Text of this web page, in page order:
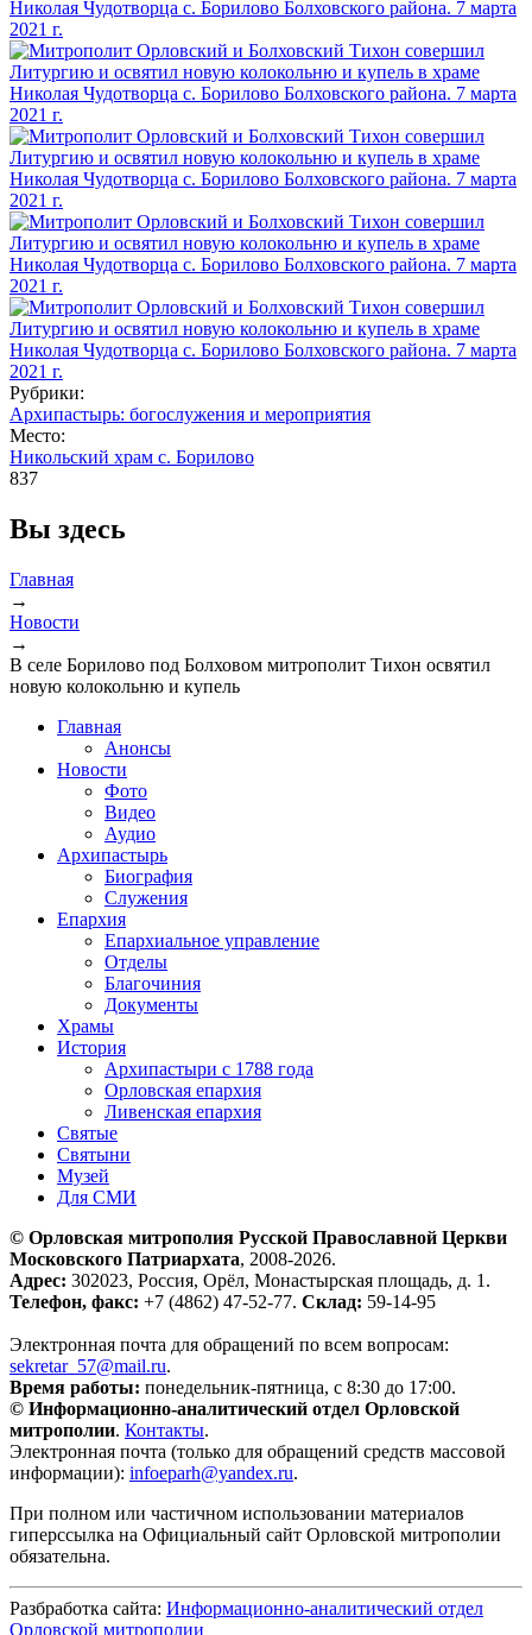
Рубрики:
Архипастырь: богослужения и мероприятия
Место:
Никольский храм с. Борилово
837
Вы здесь
Главная
→
Новости
→
В селе Борилово под Болховом митрополит Тихон освятил
новую колокольню и купель
Главная
Анонсы
Новости
Фото
Видео
Аудио
Архипастырь
Биография
Служения
Епархия
Епархиальное управление
Отделы
Благочиния
Документы
Храмы
История
Архипастыри с 1788 года
Орловская епархия
Ливенская епархия
Святые
Святыни
Музей
Для СМИ
© Орловская митрополия Русской Православной Церкви
Московского Патриархата, 2008-2026.
Адрес: 302023, Россия, Орёл, Монастырская площадь, д. 1.
Телефон, факс: +7 (4862) 47-52-77. Склад: 59-14-95
Электронная почта для обращений по всем вопросам:
sekretar_57@mail.ru.
Время работы: понедельник-пятница, с 8:30 до 17:00.
© Информационно-аналитический отдел Орловской
митрополии. Контакты.
Электронная почта (только для обращений средств массовой
информации): infoeparh@yandex.ru.
При полном или частичном использовании материалов
гиперссылка на Официальный сайт Орловской митрополии
обязательна.
Разбработка сайта: Информационно-аналитический отдел
Орловской митрополии